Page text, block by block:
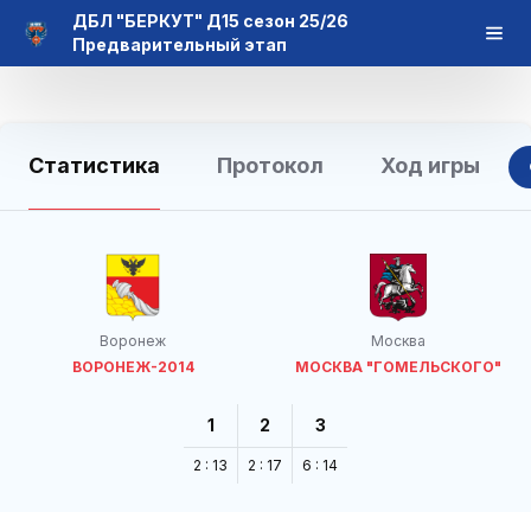
ДБЛ "БЕРКУТ" Д15 сезон 25/26
Предварительный этап
Статистика Протокол Ход игры
Воронеж
ВОРОНЕЖ-2014
Москва
МОСКВА "ГОМЕЛЬСКОГО"
1
2 : 13
2
2 : 17
3
6 : 14